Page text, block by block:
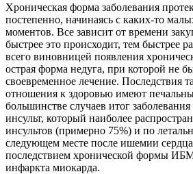
Хроническая форма заболевания
постепенно, начинаясь с каких-то
моментов. Все зависит от времени
быстрее это происходит, тем быстрее
всего виновницей появления
острая форма недуга, при которой не
своевременное лечение. Последствия
отношения к здоровью имеют
большинстве случаев итог
инсульт, который наиболее
инсультов (примерно 75%) и по
следующем месте после ишемии
последствием хронической формы
инфаркта миокарда.